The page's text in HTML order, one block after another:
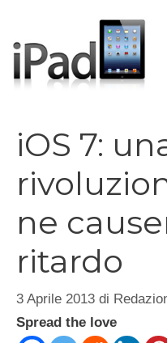
contenuto
iOS 7:
ne
ritardo
3 Aprile 2013 di
Spread the love